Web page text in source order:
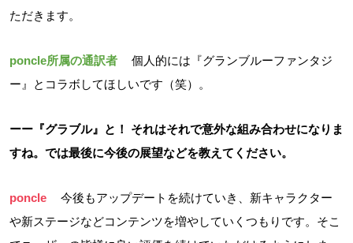
ただきます。
poncle所属の通訳者
個人的には『グランブルーファンタジ
ー』とコラボしてほしいです（笑）。
ーー『グラブル』と！ それはそれで意外な組み合わせになりま
すね。では最後に今後の展望などを教えてください。
poncle
今後もアップデートを続けていき、新キャラクター
や新ステージなどコンテンツを増やしていくつもりです。そこ